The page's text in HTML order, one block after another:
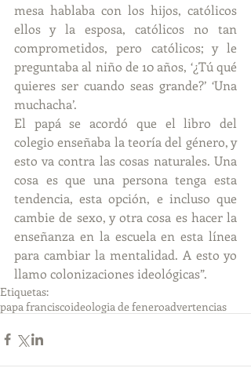
mesa hablaba con los hijos, católicos
ellos y la esposa, católicos no tan
comprometidos, pero católicos; y le
preguntaba al niño de 10 años, ‘¿Tú qué
quieres ser cuando seas grande?’ ‘Una
muchacha’.
El papá se acordó que el libro del
colegio enseñaba la teoría del género, y
esto va contra las cosas naturales. Una
cosa es que una persona tenga esta
tendencia, esta opción, e incluso que
cambie de sexo, y otra cosa es hacer la
enseñanza en la escuela en esta línea
para cambiar la mentalidad. A esto yo
llamo colonizaciones ideológicas”.
Etiquetas:
papa franciscoideologia de feneroadvertencias